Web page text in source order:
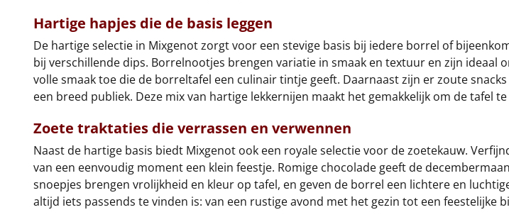
Hartige hapjes die de basis leggen
De hartige selectie in Mixgenot zorgt voor een stevige basis bij iedere borrel of
bij verschillende dips. Borrelnootjes brengen variatie in smaak en textuur en zijn ideaal
volle smaak toe die de borreltafel een culinair tintje geeft. Daarnaast zijn er zoute
een breed publiek. Deze mix van hartige lekkernijen maakt het gemakkelijk om de tafel
Zoete traktaties die verrassen en verwennen
Naast de hartige basis biedt Mixgenot ook een royale selectie voor de zoetekauw.
van een eenvoudig moment een klein feestje. Romige chocolade geeft de
snoepjes brengen vrolijkheid en kleur op tafel, en geven de borrel een lichtere en
altijd iets passends te vinden is: van een rustige avond met het gezin tot een feestelijke